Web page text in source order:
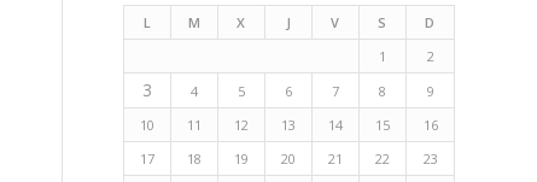
L M X J V S
D
1
2
3 4 5 6 7 8
9
10
11 12 13 14 15
16
17
18 19 20 21 22
23